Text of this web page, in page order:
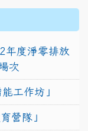
年度淨零排放
次
工作坊」
營隊」